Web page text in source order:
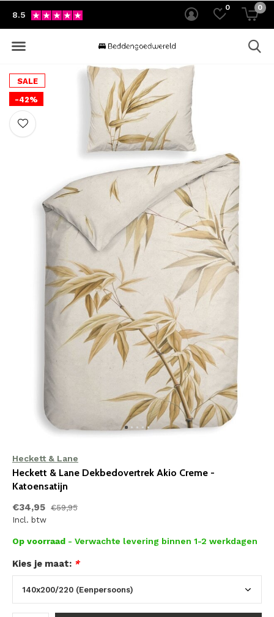
0 0
8.5
SALE
-42%
Heckett & Lane
Heckett & Lane Dekbedovertrek Akio Creme -
Katoensatijn
€34,95 €59,95
Incl. btw
Op voorraad - Verwachte levering binnen 1-2 werkdagen
Kies je maat: *